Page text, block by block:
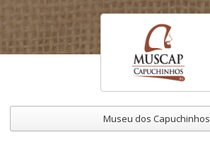
Museu dos Capuchinhos